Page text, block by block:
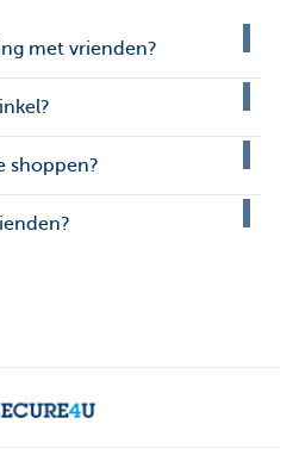
met vrienden?
shoppen?